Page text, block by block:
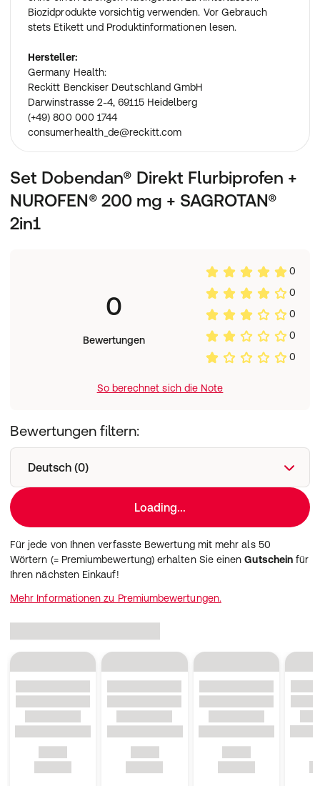
Biozidprodukte vorsichtig verwenden. Vor Gebrauch
stets Etikett und Produktinformationen lesen.
Hersteller:
Germany Health:
Reckitt Benckiser Deutschland GmbH
Darwinstrasse 2-4, 69115 Heidelberg
(+49) 800 000 1744
consumerhealth_de@reckitt.com
Set Dobendan® Direkt Flurbiprofen +
NUROFEN® 200 mg + SAGROTAN®
2in1
0
Bewertungen
0
0
0
0
0
So berechnet sich die Note
Bewertungen filtern:
Deutsch (0)
Loading...
Für jede von Ihnen verfasste Bewertung mit mehr als 50
Wörtern (= Premiumbewertung) erhalten Sie einenGutschein für
Ihren nächsten Einkauf!
Mehr Informationen zu Premiumbewertungen.